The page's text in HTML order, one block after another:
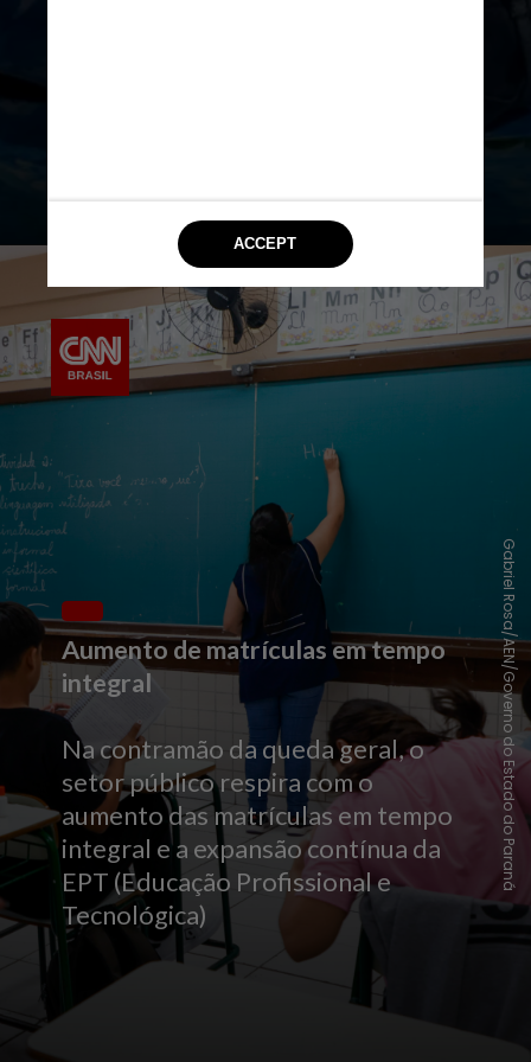
Aumento de matrículas em tempo
integral
Na contramão da queda geral, o
setor público respira com o
aumento das matrículas em tempo
integral e a expansão contínua da
EPT (Educação Profissional e
Tecnológica)
Gabriel Rosa/AEN/Governo do Estado do Paraná